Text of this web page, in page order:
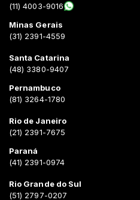
(11) 4003-9016
Minas Gerais
(31) 2391-4559
Santa Catarina
(48) 3380-9407
Pernambuco
(81) 3264-1780
Rio de Janeiro
(21) 2391-7675
Paraná
(41) 2391-0974
Rio Grande do Sul
(51) 2797-0207